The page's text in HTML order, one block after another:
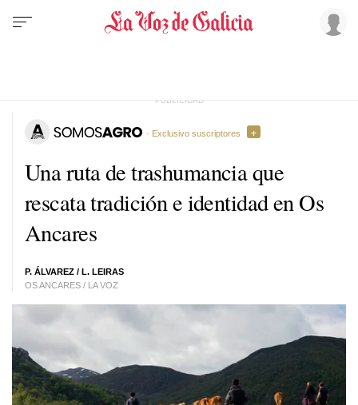
Una ruta de trashumancia que
rescata tradición e identidad en Os
Ancares
P. ÁLVAREZ / L. LEIRAS
OS ANCARES / LA VOZ
· Exclusivo suscriptores